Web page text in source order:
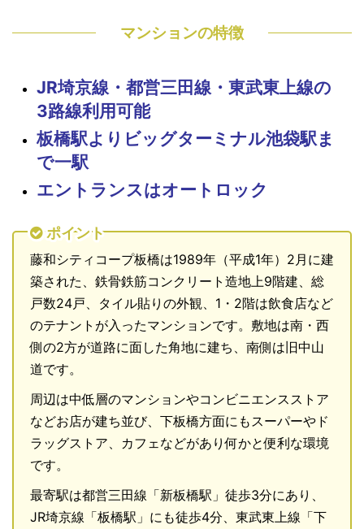
マンションの特徴
JR埼京線・都営三田線・東武東上線の
3路線利用可能
板橋駅よりビッグターミナル池袋駅ま
で一駅
エントランスはオートロック
ポイント
藤和シティコープ板橋は1989年（平成1年）2月に建
築された、鉄骨鉄筋コンクリート造地上9階建、総
戸数24戸、タイル貼りの外観、1・2階は飲食店など
のテナントが入ったマンションです。敷地は南・西
側の2方が道路に面した角地に建ち、南側は旧中山
道です。
周辺は中低層のマンションやコンビニエンスストア
などお店が建ち並び、下板橋方面にもスーパーやド
ラッグストア、カフェなどがあり何かと便利な環境
です。
最寄駅は都営三田線「新板橋駅」徒歩3分にあり、
JR埼京線「板橋駅」にも徒歩4分、東武東上線「下